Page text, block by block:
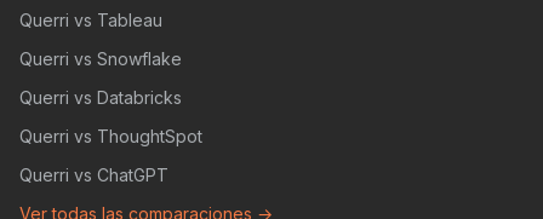
Querri vs Tableau
Querri vs Snowflake
Querri vs Databricks
Querri vs ThoughtSpot
Querri vs ChatGPT
Ver todas las comparaciones →